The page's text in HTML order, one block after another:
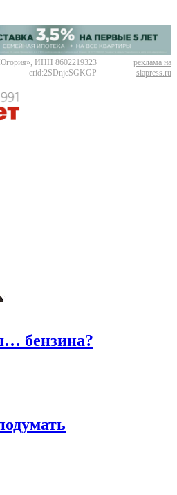
ИНН 8602219323
erid:2SDnjeSGKGP
реклама на
siapress.ru
бензина?